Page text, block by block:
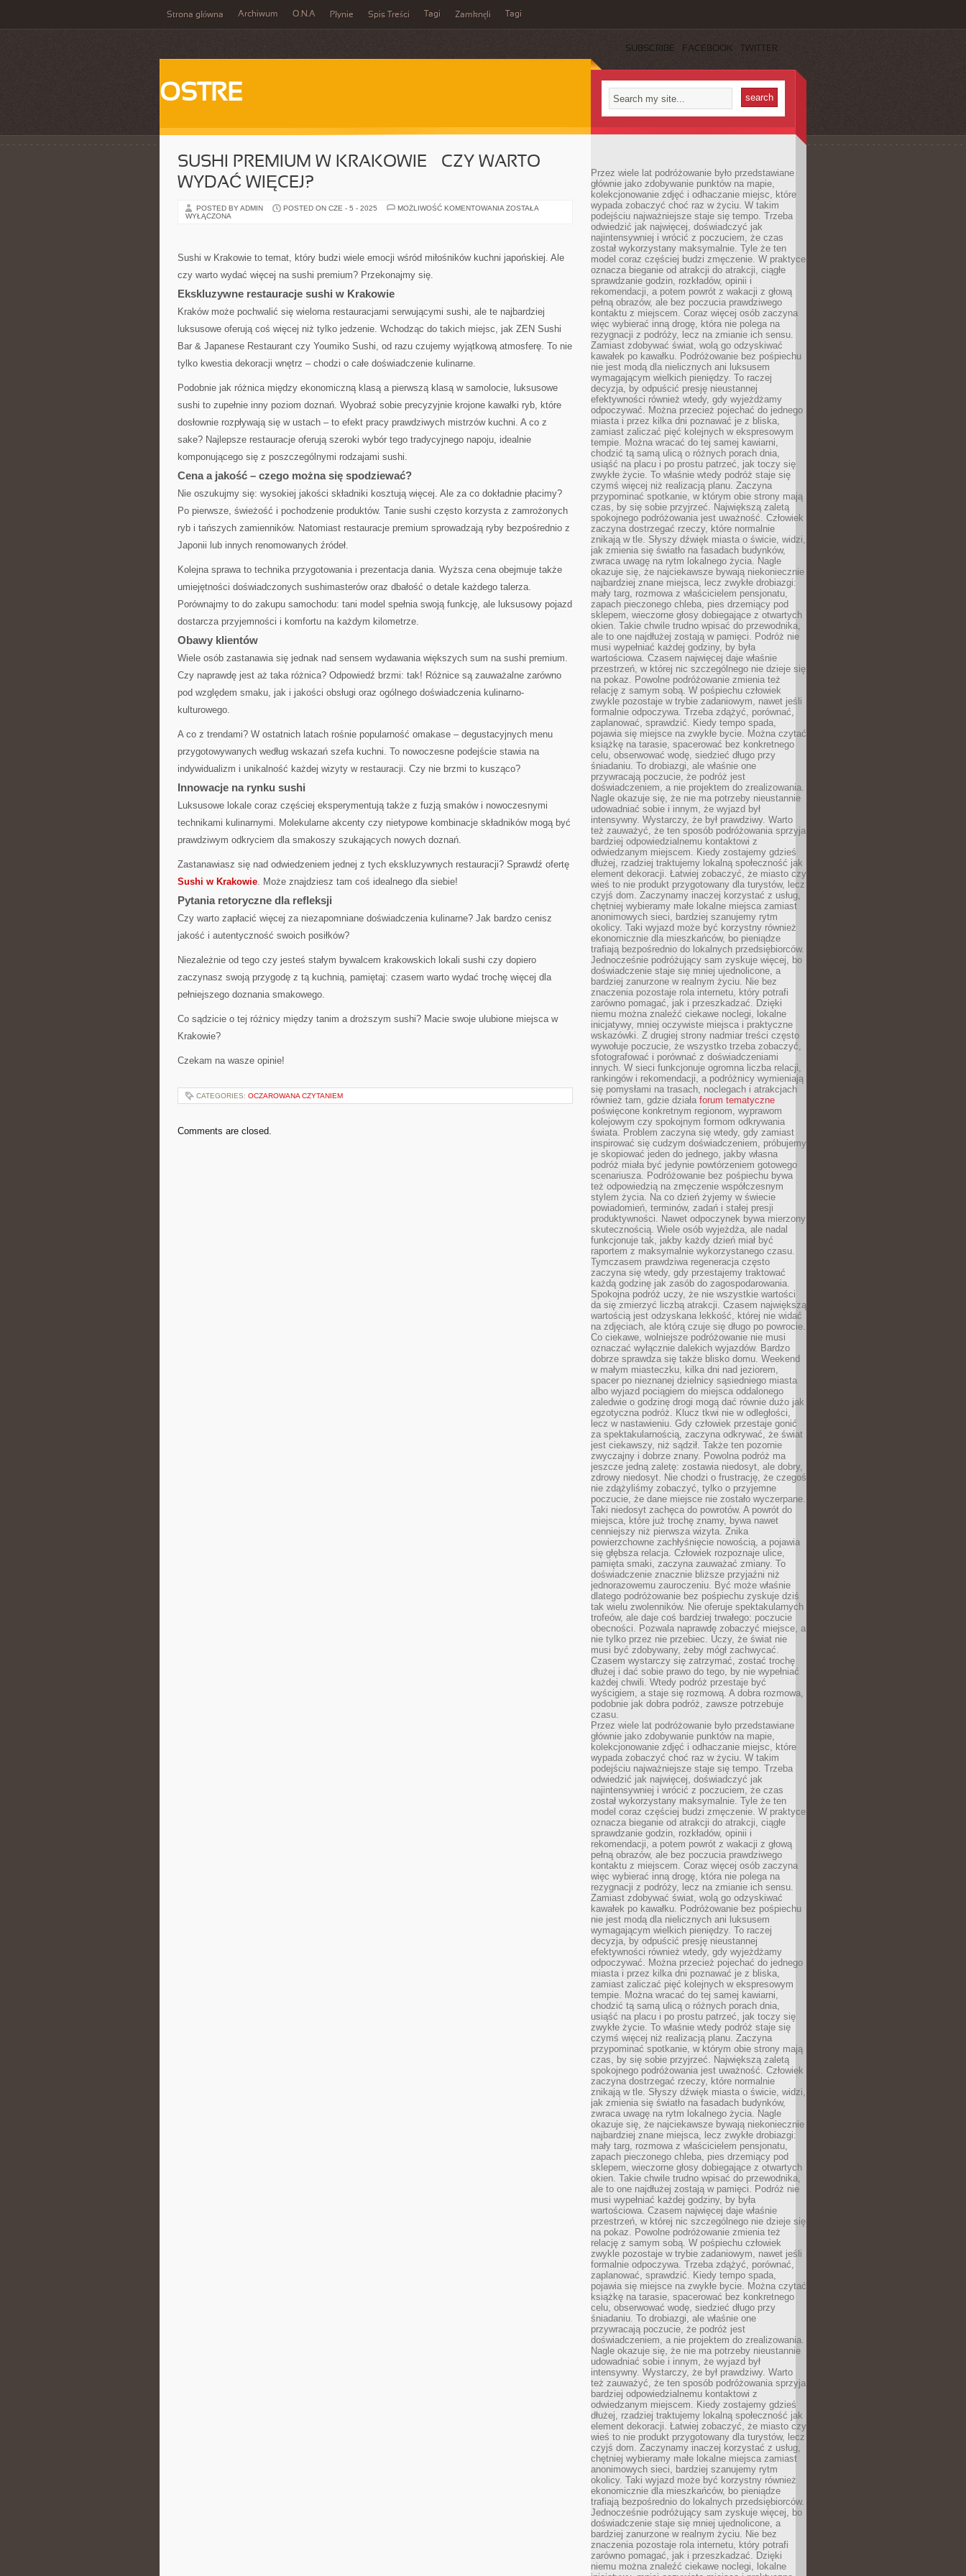
Strona główna Archiwum O.N.A Płynie Spis Treści Tagi Zamknęli Tagi
SUBSCRIBE FACEBOOK TWITTER
OSTRE
SUSHI PREMIUM W KRAKOWIE – CZY WARTO
WYDAĆ WIĘCEJ?
POSTED BY ADMIN POSTED ON CZE - 5 - 2025 MOŻLIWOŚĆ KOMENTOWANIA SUSHI
WARTO
WYDAĆ
ZOSTAŁA
WYŁĄCZONA
Sushi w Krakowie to temat, który budzi wiele emocji wśród miłośników kuchni japońskiej. Ale
czy warto wydać więcej na sushi premium? Przekonajmy się.
Ekskluzywne restauracje sushi w Krakowie
Kraków może pochwalić się wieloma restauracjami serwującymi sushi, ale te najbardziej
luksusowe oferują coś więcej niż tylko jedzenie. Wchodząc do takich miejsc, jak ZEN Sushi
Bar & Japanese Restaurant czy Youmiko Sushi, od razu czujemy wyjątkową atmosferę. To nie
tylko kwestia dekoracji wnętrz – chodzi o całe doświadczenie kulinarne.
Podobnie jak różnica między ekonomiczną klasą a pierwszą klasą w samolocie, luksusowe
sushi to zupełnie inny poziom doznań. Wyobraź sobie precyzyjnie krojone kawałki ryb, które
dosłownie rozpływają się w ustach – to efekt pracy prawdziwych mistrzów kuchni. A co z
sake? Najlepsze restauracje oferują szeroki wybór tego tradycyjnego napoju, idealnie
komponującego się z poszczególnymi rodzajami sushi.
Cena a jakość – czego można się spodziewać?
Nie oszukujmy się: wysokiej jakości składniki kosztują więcej. Ale za co dokładnie płacimy?
Po pierwsze, świeżość i pochodzenie produktów. Tanie sushi często korzysta z zamrożonych
ryb i tańszych zamienników. Natomiast restauracje premium sprowadzają ryby bezpośrednio z
Japonii lub innych renomowanych źródeł.
Kolejna sprawa to technika przygotowania i prezentacja dania. Wyższa cena obejmuje także
umiejętności doświadczonych sushimasterów oraz dbałość o detale każdego talerza.
Porównajmy to do zakupu samochodu: tani model spełnia swoją funkcję, ale luksusowy pojazd
dostarcza przyjemności i komfortu na każdym kilometrze.
Obawy klientów
Wiele osób zastanawia się jednak nad sensem wydawania większych sum na sushi premium.
Czy naprawdę jest aż taka różnica? Odpowiedź brzmi: tak! Różnice są zauważalne zarówno
pod względem smaku, jak i jakości obsługi oraz ogólnego doświadczenia kulinarno-
kulturowego.
A co z trendami? W ostatnich latach rośnie popularność omakase – degustacyjnych menu
przygotowywanych według wskazań szefa kuchni. To nowoczesne podejście stawia na
indywidualizm i unikalność każdej wizyty w restauracji. Czy nie brzmi to kusząco?
Innowacje na rynku sushi
Luksusowe lokale coraz częściej eksperymentują także z fuzją smaków i nowoczesnymi
technikami kulinarnymi. Molekularne akcenty czy nietypowe kombinacje składników mogą być
prawdziwym odkryciem dla smakoszy szukających nowych doznań.
Zastanawiasz się nad odwiedzeniem jednej z tych ekskluzywnych restauracji? Sprawdź ofertę
Sushi w Krakowie. Może znajdziesz tam coś idealnego dla siebie!
Pytania retoryczne dla refleksji
Czy warto zapłacić więcej za niezapomniane doświadczenia kulinarne? Jak bardzo cenisz
jakość i autentyczność swoich posiłków?
Niezależnie od tego czy jesteś stałym bywalcem krakowskich lokali sushi czy dopiero
zaczynasz swoją przygodę z tą kuchnią, pamiętaj: czasem warto wydać trochę więcej dla
pełniejszego doznania smakowego.
Co sądzicie o tej różnicy między tanim a droższym sushi? Macie swoje ulubione miejsca w
Krakowie?
Czekam na wasze opinie!
CATEGORIES: OCZAROWANA CZYTANIEM
Comments are closed.
Przez wiele lat podróżowanie było przedstawiane
głównie jako zdobywanie punktów na mapie,
kolekcjonowanie zdjęć i odhaczanie miejsc, które
wypada zobaczyć choć raz w życiu. W takim
podejściu najważniejsze staje się tempo. Trzeba
odwiedzić jak najwięcej, doświadczyć jak
najintensywniej i wrócić z poczuciem, że czas
został wykorzystany maksymalnie. Tyle że ten
model coraz częściej budzi zmęczenie. W praktyce
oznacza bieganie od atrakcji do atrakcji, ciągłe
sprawdzanie godzin, rozkładów, opinii i
rekomendacji, a potem powrót z wakacji z głową
pełną obrazów, ale bez poczucia prawdziwego
kontaktu z miejscem. Coraz więcej osób zaczyna
więc wybierać inną drogę, która nie polega na
rezygnacji z podróży, lecz na zmianie ich sensu.
Zamiast zdobywać świat, wolą go odzyskiwać
kawałek po kawałku. Podróżowanie bez pośpiechu
nie jest modą dla nielicznych ani luksusem
wymagającym wielkich pieniędzy. To raczej
decyzja, by odpuścić presję nieustannej
efektywności również wtedy, gdy wyjeżdżamy
odpoczywać. Można przecież pojechać do jednego
miasta i przez kilka dni poznawać je z bliska,
zamiast zaliczać pięć kolejnych w ekspresowym
tempie. Można wracać do tej samej kawiarni,
chodzić tą samą ulicą o różnych porach dnia,
usiąść na placu i po prostu patrzeć, jak toczy się
zwykłe życie. To właśnie wtedy podróż staje się
czymś więcej niż realizacją planu. Zaczyna
przypominać spotkanie, w którym obie strony mają
czas, by się sobie przyjrzeć. Największą zaletą
spokojnego podróżowania jest uważność. Człowiek
zaczyna dostrzegać rzeczy, które normalnie
znikają w tle. Słyszy dźwięk miasta o świcie, widzi,
jak zmienia się światło na fasadach budynków,
zwraca uwagę na rytm lokalnego życia. Nagle
okazuje się, że najciekawsze bywają niekoniecznie
najbardziej znane miejsca, lecz zwykłe drobiazgi:
mały targ, rozmowa z właścicielem pensjonatu,
zapach pieczonego chleba, pies drzemiący pod
sklepem, wieczorne głosy dobiegające z otwartych
okien. Takie chwile trudno wpisać do przewodnika,
ale to one najdłużej zostają w pamięci. Podróż nie
musi wypełniać każdej godziny, by była
wartościowa. Czasem najwięcej daje właśnie
przestrzeń, w której nic szczególnego nie dzieje się
na pokaz. Powolne podróżowanie zmienia też
relację z samym sobą. W pośpiechu człowiek
zwykle pozostaje w trybie zadaniowym, nawet jeśli
formalnie odpoczywa. Trzeba zdążyć, porównać,
zaplanować, sprawdzić. Kiedy tempo spada,
pojawia się miejsce na zwykłe bycie. Można czytać
książkę na tarasie, spacerować bez konkretnego
celu, obserwować wodę, siedzieć długo przy
śniadaniu. To drobiazgi, ale właśnie one
przywracają poczucie, że podróż jest
doświadczeniem, a nie projektem do zrealizowania.
Nagle okazuje się, że nie ma potrzeby nieustannie
udowadniać sobie i innym, że wyjazd był
intensywny. Wystarczy, że był prawdziwy. Warto
też zauważyć, że ten sposób podróżowania sprzyja
bardziej odpowiedzialnemu kontaktowi z
odwiedzanym miejscem. Kiedy zostajemy gdzieś
dłużej, rzadziej traktujemy lokalną społeczność jak
element dekoracji. Łatwiej zobaczyć, że miasto czy
wieś to nie produkt przygotowany dla turystów, lecz
czyjś dom. Zaczynamy inaczej korzystać z usług,
chętniej wybieramy małe lokalne miejsca zamiast
anonimowych sieci, bardziej szanujemy rytm
okolicy. Taki wyjazd może być korzystny również
ekonomicznie dla mieszkańców, bo pieniądze
trafiają bezpośrednio do lokalnych przedsiębiorców.
Jednocześnie podróżujący sam zyskuje więcej, bo
doświadczenie staje się mniej ujednolicone, a
bardziej zanurzone w realnym życiu. Nie bez
znaczenia pozostaje rola internetu, który potrafi
zarówno pomagać, jak i przeszkadzać. Dzięki
niemu można znaleźć ciekawe noclegi, lokalne
inicjatywy, mniej oczywiste miejsca i praktyczne
wskazówki. Z drugiej strony nadmiar treści często
wywołuje poczucie, że wszystko trzeba zobaczyć,
sfotografować i porównać z doświadczeniami
innych. W sieci funkcjonuje ogromna liczba relacji,
rankingów i rekomendacji, a podróżnicy wymieniają
się pomysłami na trasach, noclegach i atrakcjach
również tam, gdzie działa forum tematyczne
poświęcone konkretnym regionom, wyprawom
kolejowym czy spokojnym formom odkrywania
świata. Problem zaczyna się wtedy, gdy zamiast
inspirować się cudzym doświadczeniem, próbujemy
je skopiować jeden do jednego, jakby własna
podróż miała być jedynie powtórzeniem gotowego
scenariusza. Podróżowanie bez pośpiechu bywa
też odpowiedzią na zmęczenie współczesnym
stylem życia. Na co dzień żyjemy w świecie
powiadomień, terminów, zadań i stałej presji
produktywności. Nawet odpoczynek bywa mierzony
skutecznością. Wiele osób wyjeżdża, ale nadal
funkcjonuje tak, jakby każdy dzień miał być
raportem z maksymalnie wykorzystanego czasu.
Tymczasem prawdziwa regeneracja często
zaczyna się wtedy, gdy przestajemy traktować
każdą godzinę jak zasób do zagospodarowania.
Spokojna podróż uczy, że nie wszystkie wartości
da się zmierzyć liczbą atrakcji. Czasem największą
wartością jest odzyskana lekkość, której nie widać
na zdjęciach, ale którą czuje się długo po powrocie.
Co ciekawe, wolniejsze podróżowanie nie musi
oznaczać wyłącznie dalekich wyjazdów. Bardzo
dobrze sprawdza się także blisko domu. Weekend
w małym miasteczku, kilka dni nad jeziorem,
spacer po nieznanej dzielnicy sąsiedniego miasta
albo wyjazd pociągiem do miejsca oddalonego
zaledwie o godzinę drogi mogą dać równie dużo jak
egzotyczna podróż. Klucz tkwi nie w odległości,
lecz w nastawieniu. Gdy człowiek przestaje gonić
za spektakularnością, zaczyna odkrywać, że świat
jest ciekawszy, niż sądził. Także ten pozornie
zwyczajny i dobrze znany. Powolna podróż ma
jeszcze jedną zaletę: zostawia niedosyt, ale dobry,
zdrowy niedosyt. Nie chodzi o frustrację, że czegoś
nie zdążyliśmy zobaczyć, tylko o przyjemne
poczucie, że dane miejsce nie zostało wyczerpane.
Taki niedosyt zachęca do powrotów. A powrót do
miejsca, które już trochę znamy, bywa nawet
cenniejszy niż pierwsza wizyta. Znika
powierzchowne zachłyśnięcie nowością, a pojawia
się głębsza relacja. Człowiek rozpoznaje ulice,
pamięta smaki, zaczyna zauważać zmiany. To
doświadczenie znacznie bliższe przyjaźni niż
jednorazowemu zauroczeniu. Być może właśnie
dlatego podróżowanie bez pośpiechu zyskuje dziś
tak wielu zwolenników. Nie oferuje spektakularnych
trofeów, ale daje coś bardziej trwałego: poczucie
obecności. Pozwala naprawdę zobaczyć miejsce, a
nie tylko przez nie przebiec. Uczy, że świat nie
musi być zdobywany, żeby mógł zachwycać.
Czasem wystarczy się zatrzymać, zostać trochę
dłużej i dać sobie prawo do tego, by nie wypełniać
każdej chwili. Wtedy podróż przestaje być
wyścigiem, a staje się rozmową. A dobra rozmowa,
podobnie jak dobra podróż, zawsze potrzebuje
czasu.
Przez wiele lat podróżowanie było przedstawiane
głównie jako zdobywanie punktów na mapie,
kolekcjonowanie zdjęć i odhaczanie miejsc, które
wypada zobaczyć choć raz w życiu. W takim
podejściu najważniejsze staje się tempo. Trzeba
odwiedzić jak najwięcej, doświadczyć jak
najintensywniej i wrócić z poczuciem, że czas
został wykorzystany maksymalnie. Tyle że ten
model coraz częściej budzi zmęczenie. W praktyce
oznacza bieganie od atrakcji do atrakcji, ciągłe
sprawdzanie godzin, rozkładów, opinii i
rekomendacji, a potem powrót z wakacji z głową
pełną obrazów, ale bez poczucia prawdziwego
kontaktu z miejscem. Coraz więcej osób zaczyna
więc wybierać inną drogę, która nie polega na
rezygnacji z podróży, lecz na zmianie ich sensu.
Zamiast zdobywać świat, wolą go odzyskiwać
kawałek po kawałku. Podróżowanie bez pośpiechu
nie jest modą dla nielicznych ani luksusem
wymagającym wielkich pieniędzy. To raczej
decyzja, by odpuścić presję nieustannej
efektywności również wtedy, gdy wyjeżdżamy
odpoczywać. Można przecież pojechać do jednego
miasta i przez kilka dni poznawać je z bliska,
zamiast zaliczać pięć kolejnych w ekspresowym
tempie. Można wracać do tej samej kawiarni,
chodzić tą samą ulicą o różnych porach dnia,
usiąść na placu i po prostu patrzeć, jak toczy się
zwykłe życie. To właśnie wtedy podróż staje się
czymś więcej niż realizacją planu. Zaczyna
przypominać spotkanie, w którym obie strony mają
czas, by się sobie przyjrzeć. Największą zaletą
spokojnego podróżowania jest uważność. Człowiek
zaczyna dostrzegać rzeczy, które normalnie
znikają w tle. Słyszy dźwięk miasta o świcie, widzi,
jak zmienia się światło na fasadach budynków,
zwraca uwagę na rytm lokalnego życia. Nagle
okazuje się, że najciekawsze bywają niekoniecznie
najbardziej znane miejsca, lecz zwykłe drobiazgi:
mały targ, rozmowa z właścicielem pensjonatu,
zapach pieczonego chleba, pies drzemiący pod
sklepem, wieczorne głosy dobiegające z otwartych
okien. Takie chwile trudno wpisać do przewodnika,
ale to one najdłużej zostają w pamięci. Podróż nie
musi wypełniać każdej godziny, by była
wartościowa. Czasem najwięcej daje właśnie
przestrzeń, w której nic szczególnego nie dzieje się
na pokaz. Powolne podróżowanie zmienia też
relację z samym sobą. W pośpiechu człowiek
zwykle pozostaje w trybie zadaniowym, nawet jeśli
formalnie odpoczywa. Trzeba zdążyć, porównać,
zaplanować, sprawdzić. Kiedy tempo spada,
pojawia się miejsce na zwykłe bycie. Można czytać
książkę na tarasie, spacerować bez konkretnego
celu, obserwować wodę, siedzieć długo przy
śniadaniu. To drobiazgi, ale właśnie one
przywracają poczucie, że podróż jest
doświadczeniem, a nie projektem do zrealizowania.
Nagle okazuje się, że nie ma potrzeby nieustannie
udowadniać sobie i innym, że wyjazd był
intensywny. Wystarczy, że był prawdziwy. Warto
też zauważyć, że ten sposób podróżowania sprzyja
bardziej odpowiedzialnemu kontaktowi z
odwiedzanym miejscem. Kiedy zostajemy gdzieś
dłużej, rzadziej traktujemy lokalną społeczność jak
element dekoracji. Łatwiej zobaczyć, że miasto czy
wieś to nie produkt przygotowany dla turystów, lecz
czyjś dom. Zaczynamy inaczej korzystać z usług,
chętniej wybieramy małe lokalne miejsca zamiast
anonimowych sieci, bardziej szanujemy rytm
okolicy. Taki wyjazd może być korzystny również
ekonomicznie dla mieszkańców, bo pieniądze
trafiają bezpośrednio do lokalnych przedsiębiorców.
Jednocześnie podróżujący sam zyskuje więcej, bo
doświadczenie staje się mniej ujednolicone, a
bardziej zanurzone w realnym życiu. Nie bez
znaczenia pozostaje rola internetu, który potrafi
zarówno pomagać, jak i przeszkadzać. Dzięki
niemu można znaleźć ciekawe noclegi, lokalne